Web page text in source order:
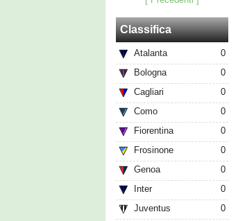
Classifica
Atalanta
0
Bologna
0
Cagliari
0
Como
0
Fiorentina
0
Frosinone
0
Genoa
0
Inter
0
Juventus
0